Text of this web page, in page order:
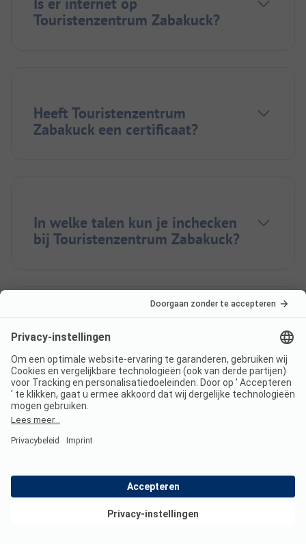
Touristenzentrum Zabakuck?
Heeft Touristenzentrum
Zabakuck een certificaat?
In welke talen kun je inchecken
bij Touristenzentrum Zabakuck?
Ligt Touristenzentrum Zabakuck
aan het meer?
Heeft Touristenzentrum
Bekijk deals